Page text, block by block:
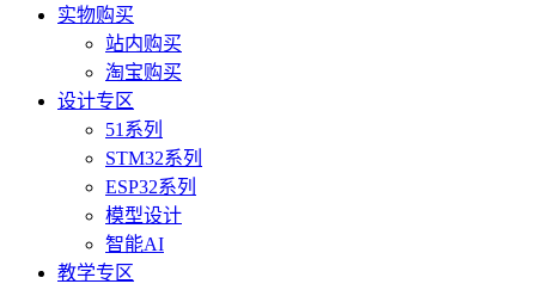
实物购买
站内购买
淘宝购买
设计专区
51系列
STM32系列
ESP32系列
模型设计
智能AI
教学专区